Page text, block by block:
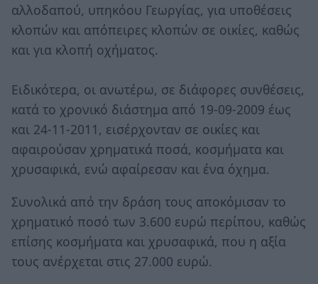
αλλοδαπού, υπηκόου Γεωργίας, για υποθέσεις
κλοπών και απόπειρες κλοπών σε οικίες, καθώς
και για κλοπή οχήματος.
Ειδικότερα, οι ανωτέρω, σε διάφορες συνθέσεις,
κατά το χρονικό διάστημα από 19-09-2009 έως
και 24-11-2011, εισέρχονταν σε οικίες και
αφαιρούσαν χρηματικά ποσά, κοσμήματα και
χρυσαφικά, ενώ αφαίρεσαν και ένα όχημα.
Συνολικά από την δράση τους αποκόμισαν το
χρηματικό ποσό των 3.600 ευρώ περίπου, καθώς
επίσης κοσμήματα και χρυσαφικά, που η αξία
τους ανέρχεται στις 27.000 ευρώ.